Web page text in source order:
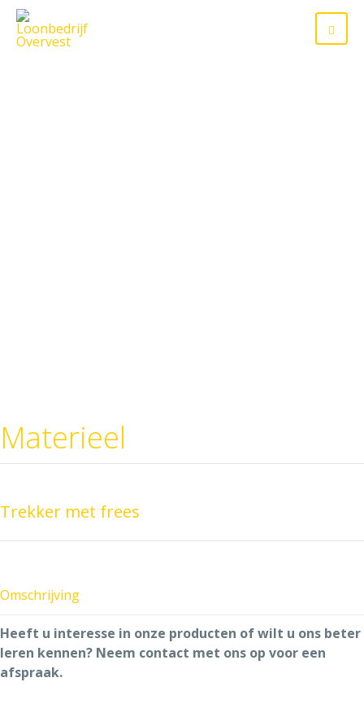
Materieel
Trekker met frees
Omschrijving
Heeft u interesse in onze producten of wilt u ons beter
leren kennen? Neem contact met ons op voor een
afspraak.